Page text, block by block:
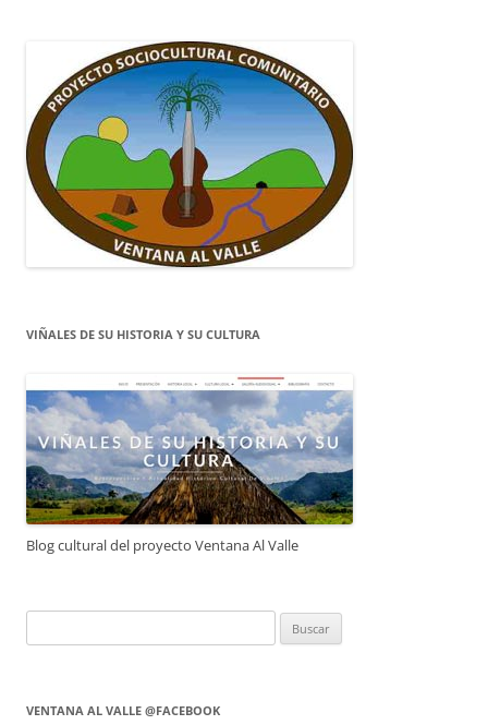
VIÑALES DE SU HISTORIA Y SU CULTURA
Blog cultural del proyecto Ventana Al Valle
VENTANA AL VALLE @FACEBOOK